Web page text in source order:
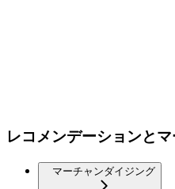
レコメンデーションと
マーチャンダイジング